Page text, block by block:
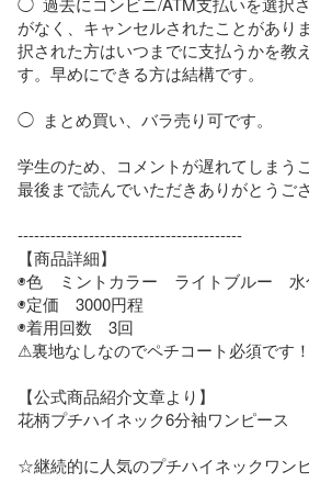
がなく、キャンセルされたことがあり
択された方はいつまでに支払うかを教
す。早めにできる方は結構です。
◯  まとめ買い、バラ売り可です。
学生のため、コメントが遅れてしまう
最後まで読んでいただきありがとうご
-----------------------------------------
【商品詳細】
◉色　ミントカラー　ライトブルー　
◉定価　3000円程
◉着用回数　3回
⚠︎裏地なしなのでペチコート必須です！
【公式商品紹介文章より】
花柄プチハイネック6分袖ワンピース
☆継続的に人気のプチハイネックワン